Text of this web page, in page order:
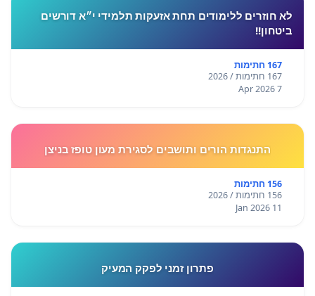
לא חוזרים ללימודים תחת אזעקות תלמידי י״א דורשים
ביטחון!!
167 חתימות
167 חתימות / 2026
7 Apr 2026
התנגדות הורים ותושבים לסגירת מעון טופז בניצן
156 חתימות
156 חתימות / 2026
11 Jan 2026
פתרון זמני לפקק המעיק